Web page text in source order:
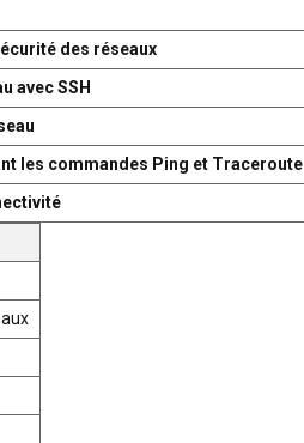
des réseaux
avec SSH
les commandes Ping et Traceroute